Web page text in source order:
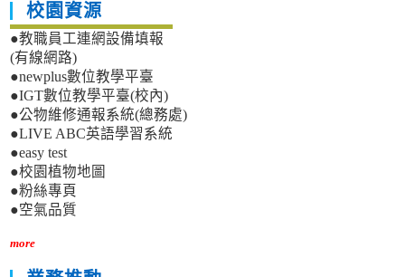
校園資源
●教職員工連網設備填報
(有線網路)
●newplus數位教學平臺
●IGT數位教學平臺(校內)
●公物維修通報系統(總務處)
●LIVE ABC英語學習系統
●easy test
●校園植物地圖
●粉絲專頁
●空氣品質
more